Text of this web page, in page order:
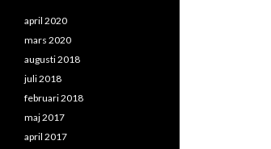
april 2020
mars 2020
augusti 2018
juli 2018
februari 2018
maj 2017
april 2017